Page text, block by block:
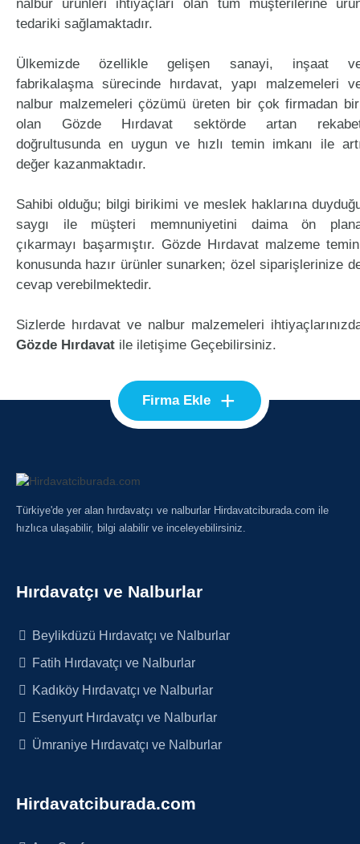
nalbur ürünleri ihtiyaçları olan tüm müşterilerine
tedariki sağlamaktadır.
Ülkemizde özellikle gelişen sanayi, inşaat
fabrikalaşma sürecinde hırdavat, yapı malzemeleri
nalbur malzemeleri çözümü üreten bir çok firmadan
olan Gözde Hırdavat sektörde artan
doğrultusunda en uygun ve hızlı temin imkanı ile
değer kazanmaktadır.
Sahibi olduğu; bilgi birikimi ve meslek haklarına
saygı ile müşteri memnuniyetini daima ön
çıkarmayı başarmıştır. Gözde Hırdavat malzeme
konusunda hazır ürünler sunarken; özel siparişlerinize
cevap verebilmektedir.
Sizlerde hırdavat ve nalbur malzemeleri
Gözde Hırdavat ile iletişime Geçebilirsiniz.
Firma Ekle +
Türkiye'de yer alan hırdavatçı ve nalburlar Hirdavatciburada.com ile
hızlıca ulaşabilir, bilgi alabilir ve inceleyebilirsiniz.
Hırdavatçı ve Nalburlar
Beylikdüzü Hırdavatçı ve Nalburlar
Fatih Hırdavatçı ve Nalburlar
Kadıköy Hırdavatçı ve Nalburlar
Esenyurt Hırdavatçı ve Nalburlar
Ümraniye Hırdavatçı ve Nalburlar
Hirdavatciburada.com